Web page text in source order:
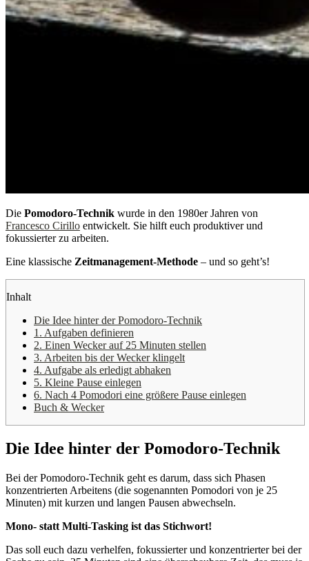
Die Pomodoro-Technik wurde in den 1980er Jahren von
Francesco Cirillo entwickelt. Sie hilft euch produktiver und
fokussierter zu arbeiten.
Eine klassische Zeitmanagement-Methode – und so geht’s!
Inhalt
Die Idee hinter der Pomodoro-Technik
1. Aufgaben definieren
2. Einen Wecker auf 25 Minuten stellen
3. Arbeiten bis der Wecker klingelt
4. Aufgabe als erledigt abhaken
5. Kleine Pause einlegen
6. Nach 4 Pomodori eine größere Pause einlegen
Buch & Wecker
Die Idee hinter der Pomodoro-Technik
Bei der Pomodoro-Technik geht es darum, dass sich Phasen
konzentrierten Arbeitens (die sogenannten Pomodori von je 25
Minuten) mit kurzen und langen Pausen abwechseln.
Mono- statt Multi-Tasking ist das Stichwort!
Das soll euch dazu verhelfen, fokussierter und konzentrierter bei der